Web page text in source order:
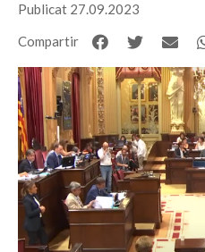
Publicat 27.09.2023
Compartir